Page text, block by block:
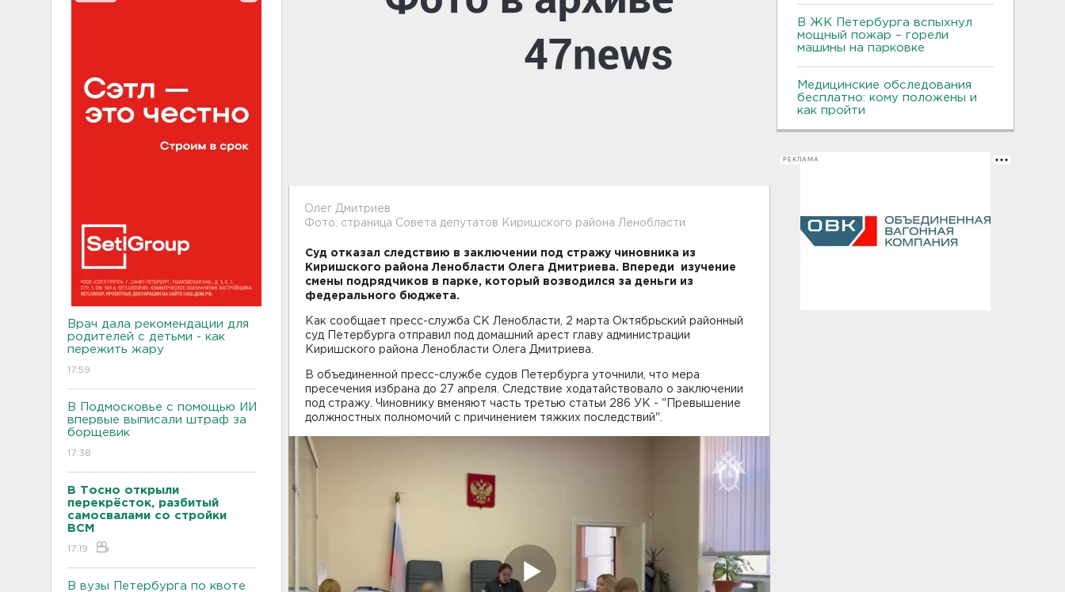
Врач дала рекомендации для
родителей с детьми - как
пережить жару
17:59
В Подмосковье с помощью ИИ
впервые выписали штраф за
борщевик
17:38
В Тосно открыли
перекрёсток, разбитый
самосвалами со стройки
ВСМ
17:19
В вузы Петербурга по квоте
Олег Дмитриев
Фото: страница Совета депутатов Киришского района Ленобласти
Суд отказал следствию в заключении под стражу чиновника из
Киришского района Ленобласти Олега Дмитриева. Впереди изучение
смены подрядчиков в парке, который возводился за деньги из
федерального бюджета.
Как сообщает пресс-служба СК Ленобласти, 2 марта Октябрьский районный
суд Петербурга отправил под домашний арест главу администрации
Киришского района Ленобласти Олега Дмитриева.
В объединенной пресс-службе судов Петербурга уточнили, что мера
пресечения избрана до 27 апреля. Следствие ходатайствовало о заключении
под стражу. Чиновнику вменяют часть третью статьи 286 УК - "Превышение
должностных полномочий с причинением тяжких последствий".
В ЖК Петербурга вспыхнул
мощный пожар – горели
машины на парковке
Медицинские обследования
бесплатно: кому положены и
как пройти
РЕКЛАМА